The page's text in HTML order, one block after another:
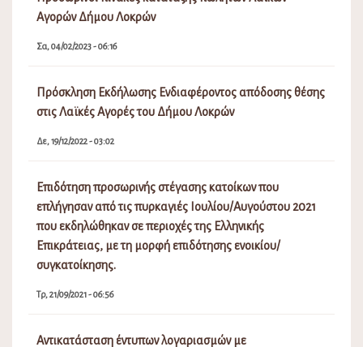
ηλεκτρονικούς-Αίτηση για την ηλεκτρονική παραλαβή
Διακοπή Υδροδότησης λόγω Εργασιών Αποκατάστασης
Πίνακας Αποφάσεων Δημοτικού Συμβουλίου Λοκρών
15ης (Τακτικής) Συνεδρίασης 18031/24-7-2026
Πα, 07/08/2026 - 01:36
Πίνακας Αποφάσεων Δημοτικής Επιτροπής Λοκρών 18ης